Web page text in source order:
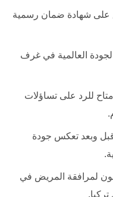
شهادة ضمان رسمية
العالمية في غرف
للرد على تساؤلات
وبعد تعكس جودة
لمرافقة المريض في